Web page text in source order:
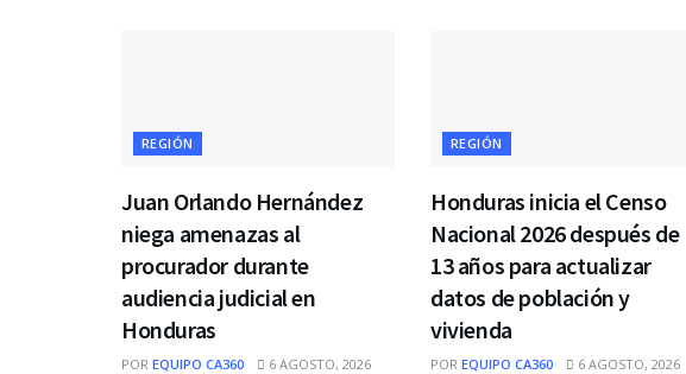
REGIÓN
Juan Orlando Hernández
niega amenazas al
procurador durante
audiencia judicial en
Honduras
POR EQUIPO CA360 6 AGOSTO, 2026
REGIÓN
Honduras inicia el Censo
Nacional 2026 después de
13 años para actualizar
datos de población y
vivienda
POR EQUIPO CA360 6 AGOSTO, 2026